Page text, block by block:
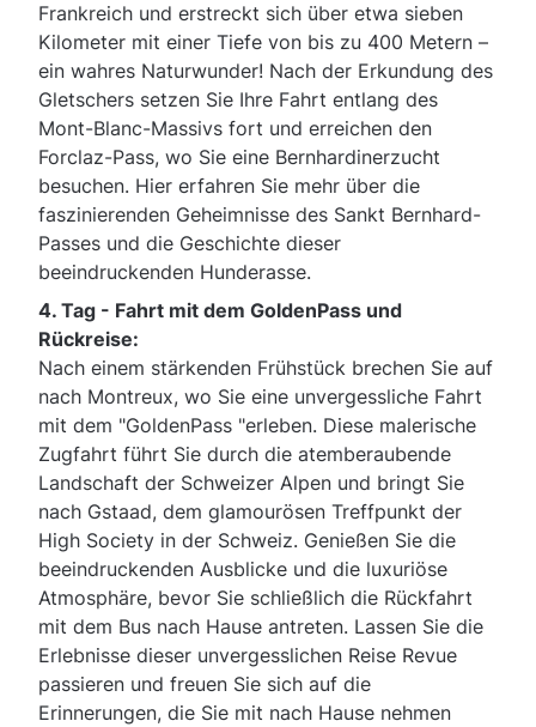
Frankreich und erstreckt sich über etwa sieben
Kilometer mit einer Tiefe von bis zu 400 Metern –
ein wahres Naturwunder! Nach der Erkundung des
Gletschers setzen Sie Ihre Fahrt entlang des
Mont-Blanc-Massivs fort und erreichen den
Forclaz-Pass, wo Sie eine Bernhardinerzucht
besuchen. Hier erfahren Sie mehr über die
faszinierenden Geheimnisse des Sankt Bernhard-
Passes und die Geschichte dieser
beeindruckenden Hunderasse.
4. Tag - Fahrt mit dem GoldenPass und
Rückreise:
Nach einem stärkenden Frühstück brechen Sie auf
nach Montreux, wo Sie eine unvergessliche Fahrt
mit dem "GoldenPass "erleben. Diese malerische
Zugfahrt führt Sie durch die atemberaubende
Landschaft der Schweizer Alpen und bringt Sie
nach Gstaad, dem glamourösen Treffpunkt der
High Society in der Schweiz. Genießen Sie die
beeindruckenden Ausblicke und die luxuriöse
Atmosphäre, bevor Sie schließlich die Rückfahrt
mit dem Bus nach Hause antreten. Lassen Sie die
Erlebnisse dieser unvergesslichen Reise Revue
passieren und freuen Sie sich auf die
Erinnerungen, die Sie mit nach Hause nehmen